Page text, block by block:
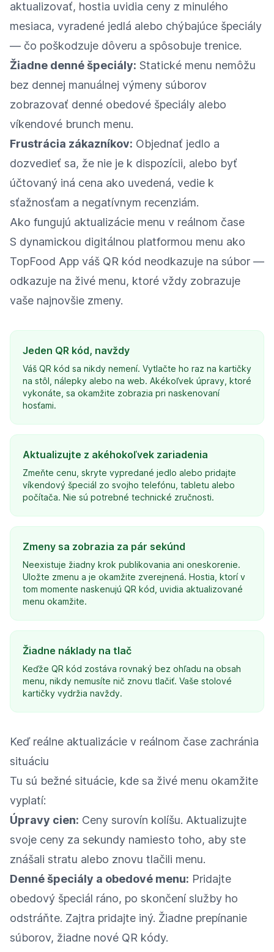
aktualizovať, hostia uvidia ceny z minulého
mesiaca, vyradené jedlá alebo chýbajúce špeciály
— čo poškodzuje dôveru a spôsobuje trenice.
Žiadne denné špeciály: Statické menu nemôžu
bez dennej manuálnej výmeny súborov
zobrazovať denné obedové špeciály alebo
víkendové brunch menu.
Frustrácia zákazníkov: Objednať jedlo a
dozvedieť sa, že nie je k dispozícii, alebo byť
účtovaný iná cena ako uvedená, vedie k
sťažnosťam a negatívnym recenziám.
Ako fungujú aktualizácie menu v reálnom čase
S dynamickou digitálnou platformou menu ako
TopFood App váš QR kód neodkazuje na súbor —
odkazuje na živé menu, ktoré vždy zobrazuje
vaše najnovšie zmeny.
Jeden QR kód, navždy
Váš QR kód sa nikdy nemení. Vytlačte ho raz na kartičky
na stôl, nálepky alebo na web. Akékoľvek úpravy, ktoré
vykonáte, sa okamžite zobrazia pri naskenovaní
hosťami.
Aktualizujte z akéhokoľvek zariadenia
Zmeňte cenu, skryte vypredané jedlo alebo pridajte
víkendový špeciál zo svojho telefónu, tabletu alebo
počítača. Nie sú potrebné technické zručnosti.
Zmeny sa zobrazia za pár sekúnd
Neexistuje žiadny krok publikovania ani oneskorenie.
Uložte zmenu a je okamžite zverejnená. Hostia, ktorí v
tom momente naskenujú QR kód, uvidia aktualizované
menu okamžite.
Žiadne náklady na tlač
Keďže QR kód zostáva rovnaký bez ohľadu na obsah
menu, nikdy nemusíte nič znovu tlačiť. Vaše stolové
kartičky vydržia navždy.
Keď reálne aktualizácie v reálnom čase zachránia
situáciu
Tu sú bežné situácie, kde sa živé menu okamžite
vyplatí:
Úpravy cien: Ceny surovín kolíšu. Aktualizujte
svoje ceny za sekundy namiesto toho, aby ste
znášali stratu alebo znovu tlačili menu.
Denné špeciály a obedové menu: Pridajte
obedový špeciál ráno, po skončení služby ho
odstráňte. Zajtra pridajte iný. Žiadne prepínanie
súborov, žiadne nové QR kódy.